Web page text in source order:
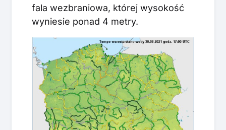
fala wezbraniowa, której wysokość
wyniesie ponad 4 metry.